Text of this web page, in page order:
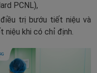
PCNL),
điều trị bướu tiết niệu và
khi có chỉ định.